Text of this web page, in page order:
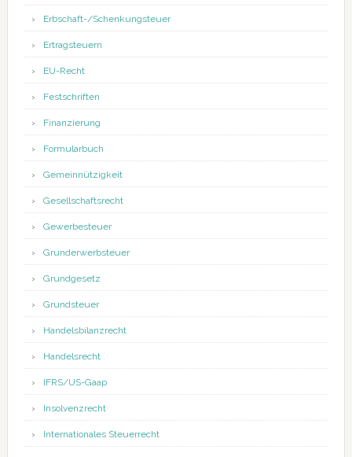
Erbschaft-/Schenkungsteuer
Ertragsteuern
EU-Recht
Festschriften
Finanzierung
Formularbuch
Gemeinnützigkeit
Gesellschaftsrecht
Gewerbesteuer
Grunderwerbsteuer
Grundgesetz
Grundsteuer
Handelsbilanzrecht
Handelsrecht
IFRS/US-Gaap
Insolvenzrecht
Internationales Steuerrecht